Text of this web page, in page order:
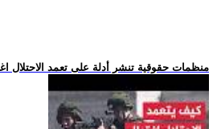
.. منظمات حقوقية تنشر أدلة على تعمد الاحتلال